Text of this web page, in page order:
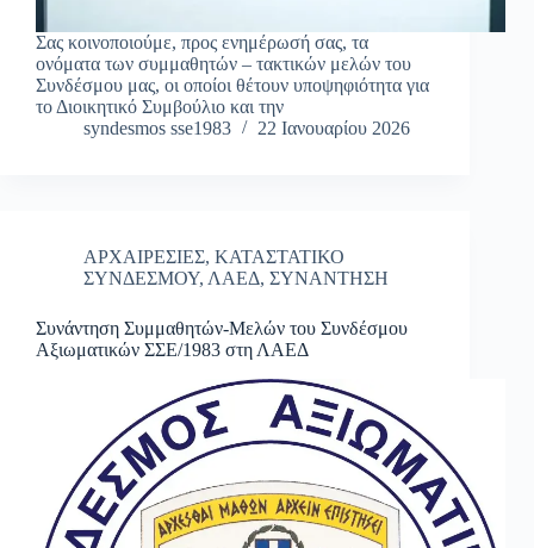
Σας κοινοποιούμε, προς ενημέρωσή σας, τα
ονόματα των συμμαθητών – τακτικών μελών του
Συνδέσμου μας, οι οποίοι θέτουν υποψηφιότητα για
το Διοικητικό Συμβούλιο και την
syndesmos sse1983
22 Ιανουαρίου 2026
ΑΡΧΑΙΡΕΣΙΕΣ, ΚΑΤΑΣΤΑΤΙΚΟ
ΣΥΝΔΕΣΜΟΥ, ΛΑΕΔ, ΣΥΝΑΝΤΗΣΗ
Συνάντηση Συμμαθητών-Μελών του Συνδέσμου
Αξιωματικών ΣΣΕ/1983 στη ΛΑΕΔ